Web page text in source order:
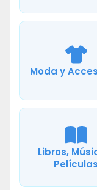
Moda y
Libros,
Películas